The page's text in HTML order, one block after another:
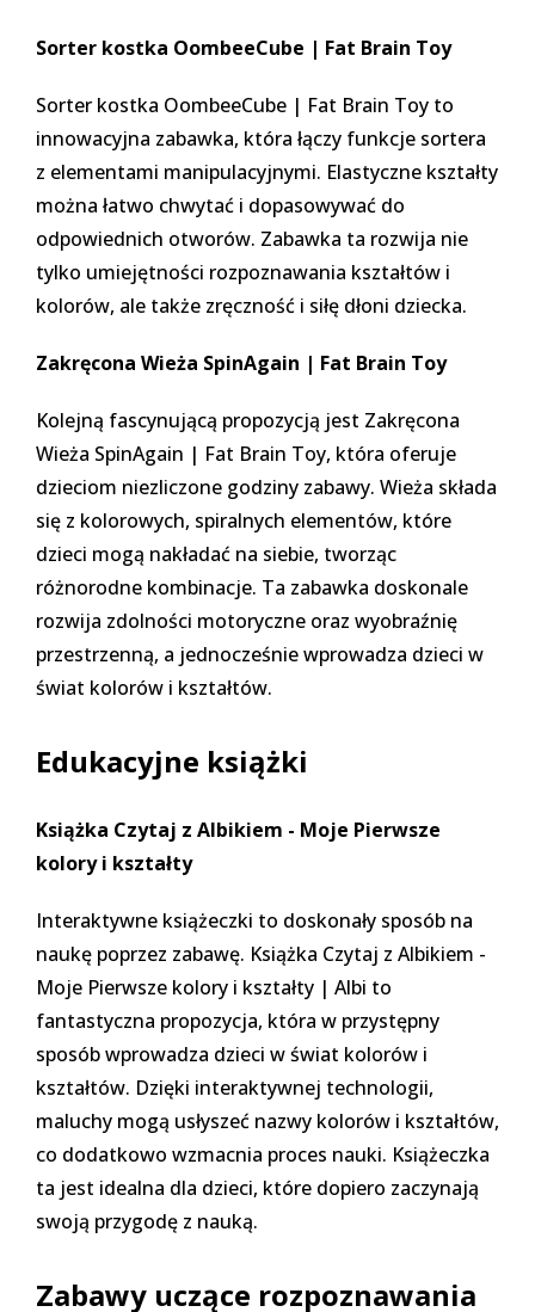
Sorter kostka OombeeCube | Fat Brain Toy
Sorter kostka OombeeCube | Fat Brain Toy to
innowacyjna zabawka, która łączy funkcje sortera
z elementami manipulacyjnymi. Elastyczne kształty
można łatwo chwytać i dopasowywać do
odpowiednich otworów. Zabawka ta rozwija nie
tylko umiejętności rozpoznawania kształtów i
kolorów, ale także zręczność i siłę dłoni dziecka.
Zakręcona Wieża SpinAgain | Fat Brain Toy
Kolejną fascynującą propozycją jest Zakręcona
Wieża SpinAgain | Fat Brain Toy, która oferuje
dzieciom niezliczone godziny zabawy. Wieża składa
się z kolorowych, spiralnych elementów, które
dzieci mogą nakładać na siebie, tworząc
różnorodne kombinacje. Ta zabawka doskonale
rozwija zdolności motoryczne oraz wyobraźnię
przestrzenną, a jednocześnie wprowadza dzieci w
świat kolorów i kształtów.
Edukacyjne książki
Książka Czytaj z Albikiem - Moje Pierwsze
kolory i kształty
Interaktywne książeczki to doskonały sposób na
naukę poprzez zabawę. Książka Czytaj z Albikiem -
Moje Pierwsze kolory i kształty | Albi to
fantastyczna propozycja, która w przystępny
sposób wprowadza dzieci w świat kolorów i
kształtów. Dzięki interaktywnej technologii,
maluchy mogą usłyszeć nazwy kolorów i kształtów,
co dodatkowo wzmacnia proces nauki. Książeczka
ta jest idealna dla dzieci, które dopiero zaczynają
swoją przygodę z nauką.
Zabawy uczące rozpoznawania